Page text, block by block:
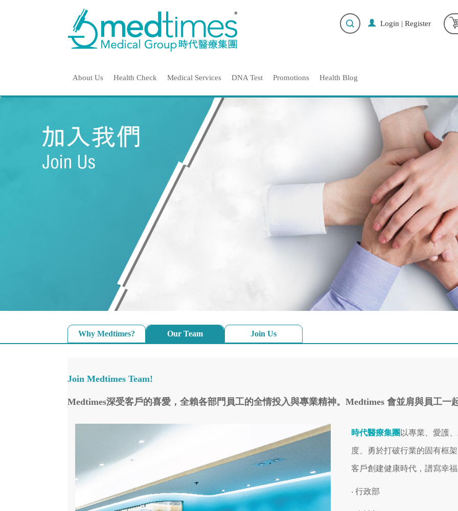
Login | Register
About Us Health Check Medical Services DNA Test Promotions Health Blog
Why Medtimes? Our Team Join Us
Join Medtimes Team!
Medtimes深受客戶的喜愛，全賴各部門員工的全情投入與專業精神。Medtimes 會並肩與員工一
時代醫療集團 以專業、愛護
度、勇於打破行業的固有框
客戶創建健康時代，譜寫幸
‧ 行政部